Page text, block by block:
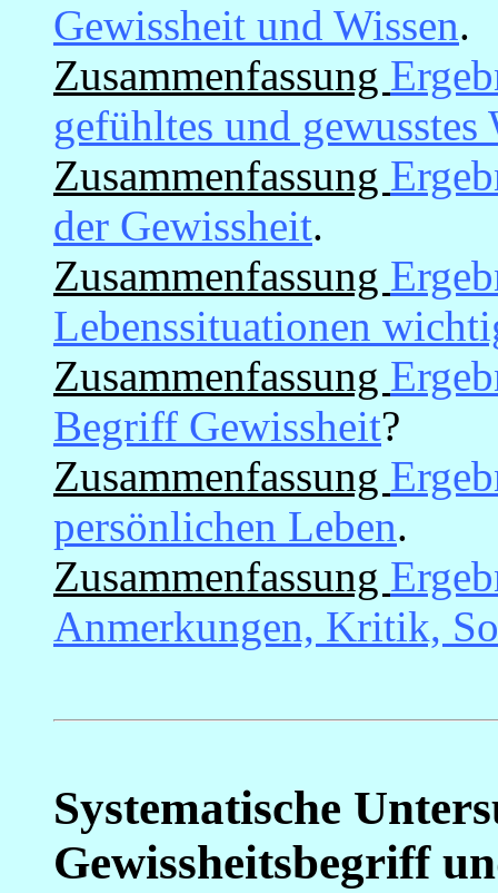
Gewissheit und Wissen.
Zusammenfassung
gefühltes und gewusstes
Zusammenfassung
der Gewissheit.
Zusammenfassung
Lebenssituationen
Zusammenfassung
Begriff Gewissheit?
Zusammenfassung
persönlichen Leben.
Zusammenfassung
Anmerkungen, Kritik,
Systematische
Gewissheitsbegriff